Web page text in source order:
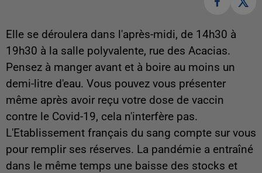
Elle se déroulera dans l'après-midi, de 14h30 à
19h30 à la salle polyvalente, rue des Acacias.
Pensez à manger avant et à boire au moins un
demi-litre d'eau. Vous pouvez vous présenter
même après avoir reçu votre dose de vaccin
contre le Covid-19, cela n'interfère pas.
L'Etablissement français du sang compte sur vous
pour remplir ses réserves. La pandémie a entraîné
dans le même temps une baisse des stocks et